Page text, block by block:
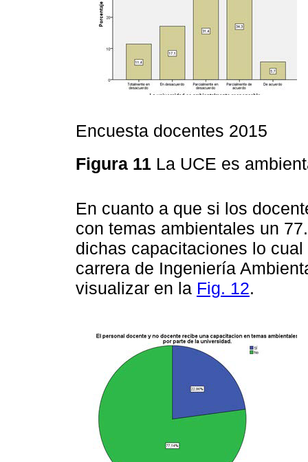
Encuesta docentes 2015
Figura 11 La UCE es
En cuanto a que si los
con temas ambientales un
dichas capacitaciones lo
carrera de Ingeniería
visualizar en la Fig. 12.